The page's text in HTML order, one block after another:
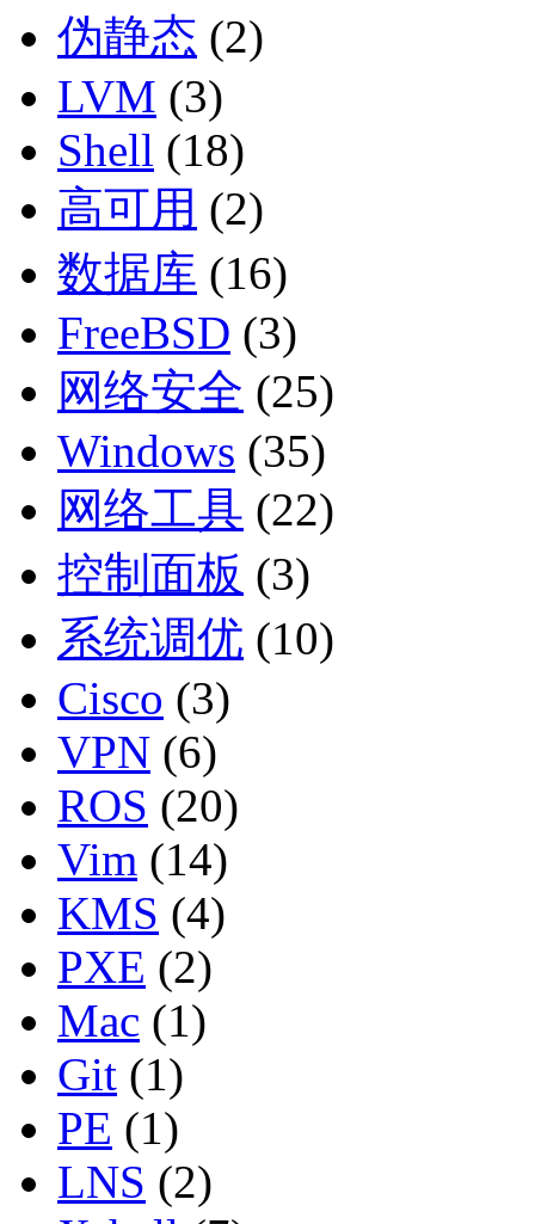
伪静态 (2)
LVM (3)
Shell (18)
高可用 (2)
数据库 (16)
FreeBSD (3)
网络安全 (25)
Windows (35)
网络工具 (22)
控制面板 (3)
系统调优 (10)
Cisco (3)
VPN (6)
ROS (20)
Vim (14)
KMS (4)
PXE (2)
Mac (1)
Git (1)
PE (1)
LNS (2)